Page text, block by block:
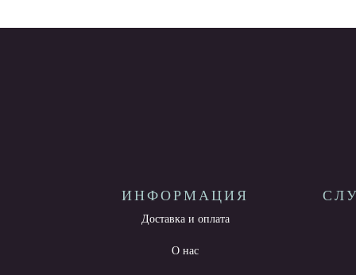
ИНФОРМАЦИЯ
Доставка и оплата
О нас